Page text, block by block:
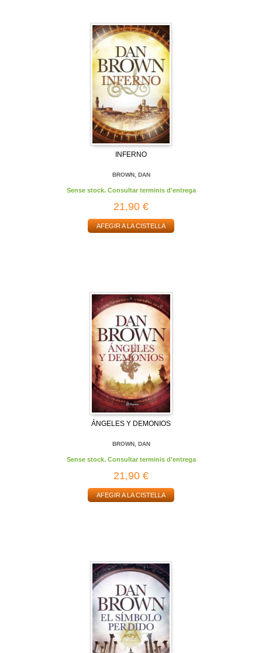
INFERNO
BROWN, DAN
Sense stock. Consultar terminis d'entrega
21,90 €
AFEGIR A LA CISTELLA
ÁNGELES Y DEMONIOS
BROWN, DAN
Sense stock. Consultar terminis d'entrega
21,90 €
AFEGIR A LA CISTELLA